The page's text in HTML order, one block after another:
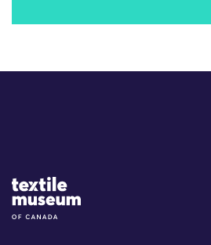
Site Logo